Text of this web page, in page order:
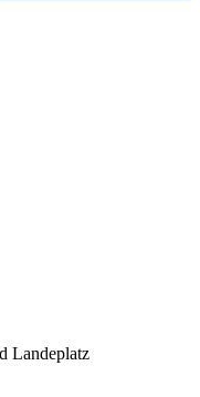
Landeplatz